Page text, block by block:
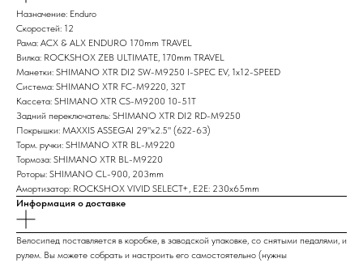
Назначение: Enduro
Скоростей: 12
Рама: ACX & ALX ENDURO 170mm TRAVEL
Вилка: ROCKSHOX ZEB ULTIMATE, 170mm TRAVEL
Манетки: SHIMANO XTR DI2 SW-M9250 I-SPEC EV, 1x12-SPEED
Система: SHIMANO XTR FC-M9220, 32T
Кассета: SHIMANO XTR CS-M9200 10-51T
Задний переключатель: SHIMANO XTR DI2 RD-M9250
Покрышки: MAXXIS ASSEGAI 29"x2.5" (622-63)
Торм. ручки: SHIMANO XTR BL-M9220
Тормоза: SHIMANO XTR BL-M9220
Роторы: SHIMANO CL-900, 203mm
Амортизатор: ROCKSHOX VIVID SELECT+, E2E: 230x65mm
Информация о доставке
Велосипед поставляется в коробке, в заводской упаковке, со снятыми педалями, и
рулем. Вы можете собрать и настроить его самостоятельно (нужны